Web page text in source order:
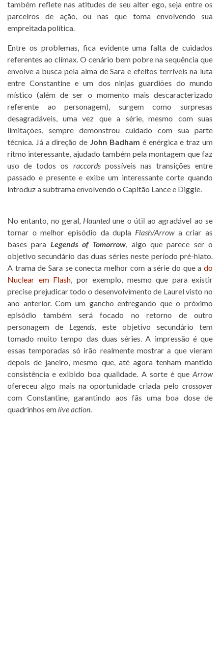
também reflete nas atitudes de seu alter ego, seja entre os
parceiros de ação, ou nas que toma envolvendo sua
empreitada política.
Entre os problemas, fica evidente uma falta de cuidados
referentes ao clímax. O cenário bem pobre na sequência que
envolve a busca pela alma de Sara e efeitos terríveis na luta
entre Constantine e um dos ninjas guardiões do mundo
místico (além de ser o momento mais descaracterizado
referente ao personagem), surgem como surpresas
desagradáveis, uma vez que a série, mesmo com suas
limitações, sempre demonstrou cuidado com sua parte
técnica. Já a direção de John Badham é enérgica e traz um
ritmo interessante, ajudado também pela montagem que faz
uso de todos os raccordspossíveis nas transições entre
passado e presente e exibe um interessante corte quando
introduz a subtrama envolvendo o Capitão Lance e Diggle.
No entanto, no geral, Hauntedune o útil ao agradável ao se
tornar o melhor episódio da dupla Flash/Arrowa criar as
bases para Legends of Tomorrow, algo que parece ser o
objetivo secundário das duas séries neste período pré-hiato.
A trama de Sara se conecta melhor com a série do que a do
Nuclear em Flash, por exemplo, mesmo que para existir
precise prejudicar todo o desenvolvimento de Laurel visto no
ano anterior. Com um gancho entregando que o próximo
episódio também será focado no retorno de outro
personagem de Legends, este objetivo secundário tem
tomado muito tempo das duas séries. A impressão é que
essas temporadas só irão realmente mostrar a que vieram
depois de janeiro, mesmo que, até agora tenham mantido
consistência e exibido boa qualidade. A sorte é que Arrow
ofereceu algo mais na oportunidade criada pelo crossover
com Constantine, garantindo aos fãs uma boa dose de
quadrinhos em live action.